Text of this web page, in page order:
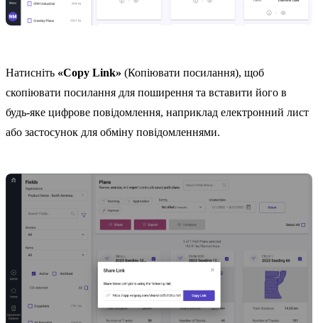
Натисніть «Copy Link» (Копіювати посилання), щоб
скопіювати посилання для поширення та вставити його в
будь-яке цифрове повідомлення, наприклад електронний лист
або застосунок для обміну повідомленнями.